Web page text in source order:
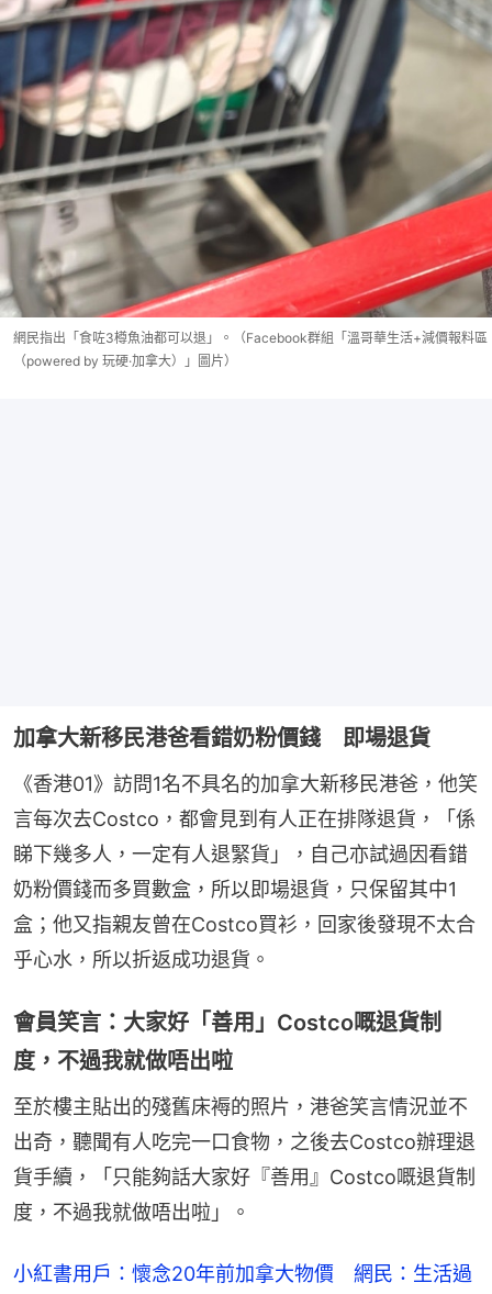
網民指出「食咗3樽魚油都可以退」。（Facebook群組「溫哥華生活+減價報料區
（powered by 玩硬·加拿大）」圖片）
加拿大新移民港爸看錯奶粉價錢 即場退貨
《香港01》訪問1名不具名的加拿大新移民港爸，他笑
言每次去Costco，都會見到有人正在排隊退貨，「係
睇下幾多人，一定有人退緊貨」，自己亦試過因看錯
奶粉價錢而多買數盒，所以即場退貨，只保留其中1
盒；他又指親友曾在Costco買衫，回家後發現不太合
乎心水，所以折返成功退貨。
會員笑言：大家好「善用」Costco嘅退貨制
度，不過我就做唔出啦
至於樓主貼出的殘舊床褥的照片，港爸笑言情況並不
出奇，聽聞有人吃完一口食物，之後去Costco辦理退
貨手續，「只能夠話大家好『善用』Costco嘅退貨制
度，不過我就做唔出啦」。
小紅書用戶：懷念20年前加拿大物價 網民：生活過